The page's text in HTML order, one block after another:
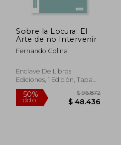
Sobre la Locura: El
Arte de no Intervenir
Fernando Colina
Enclave De Libros
Ediciones, 1 Edición, Tapa
Blanda, Nuevo